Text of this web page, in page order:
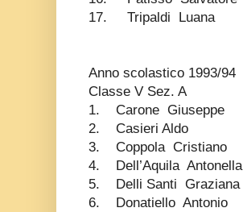
17. Tripaldi Luana
Anno scolastico 1993/94
Classe V Sez. A
1. Carone Giuseppe
2. Casieri Aldo
3. Coppola Cristiano
4. Dell’Aquila Antonella
5. Delli Santi Graziana
6. Donatiello Antonio